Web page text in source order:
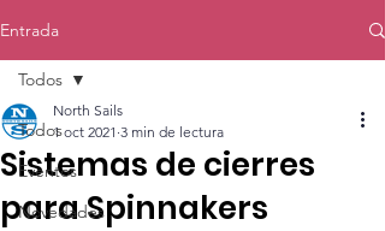
Entrada
Todos
Eventos
Novedades
Todos
Sistemas de cierres
para Spinnakers
North Sails
1 oct 2021 3 min de lectura